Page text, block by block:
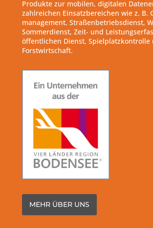
Produkte zur mobilen, digitalen
zahlreichen Einsatzbereichen wie z. B.
management, Straßenbetriebsdienst,
Sommerdienst, Zeit- und
öffentlichen Dienst, Spielplatzkontrolle
Forstwirtschaft.
MEHR ÜBER UNS